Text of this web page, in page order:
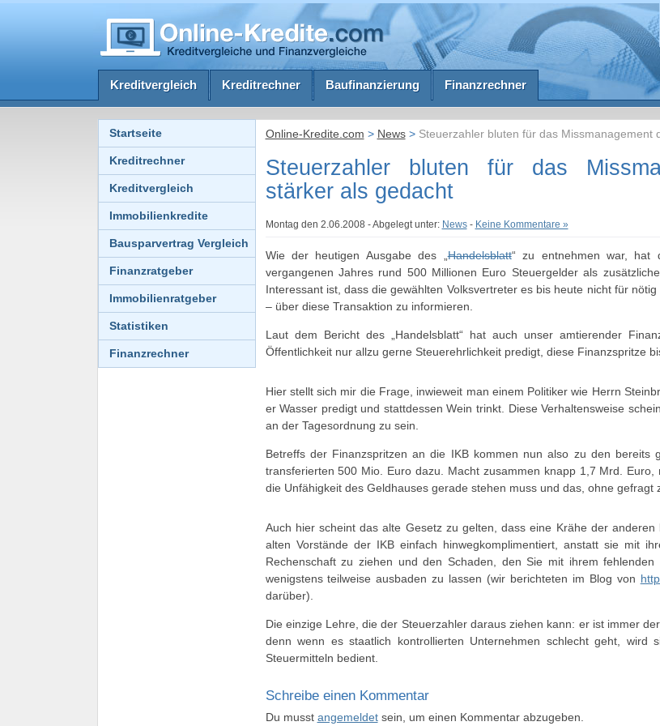
Kreditvergleich Kreditrechner Baufinanzierung Finanzrechner
Online-Kredite.com > News >Steuerzahler bluten für das Missmanagement
Steuerzahler bluten für das
stärker als gedacht
Montag den 2.06.2008 - Abgelegt unter: News- Keine Kommentare »
Wie der heutigen Ausgabe des „Handelsblatt“ zu entnehmen war, hat
vergangenen Jahres rund 500 Millionen Euro Steuergelder als
Interessant ist, dass die gewählten Volksvertreter es bis heute nicht für
– über diese Transaktion zu informieren.
Laut dem Bericht des „Handelsblatt“ hat auch unser amtierender
Öffentlichkeit nur allzu gerne Steuerehrlichkeit predigt, diese Finanzspritze
Hier stellt sich mir die Frage, inwieweit man einem Politiker wie Herrn
er Wasser predigt und stattdessen Wein trinkt. Diese Verhaltensweise
an der Tagesordnung zu sein.
Betreffs der Finanzspritzen an die IKB kommen nun also zu den bereits
transferierten 500 Mio. Euro dazu. Macht zusammen knapp 1,7 Mrd.
die Unfähigkeit des Geldhauses gerade stehen muss und das, ohne gefragt
Auch hier scheint das alte Gesetz zu gelten, dass eine Krähe der
alten Vorstände der IKB einfach hinwegkomplimentiert, anstatt sie mit
Rechenschaft zu ziehen und den Schaden, den Sie mit ihrem fehlenden
wenigstens teilweise ausbaden zu lassen (wir berichteten im Blog von
darüber).
Die einzige Lehre, die der Steuerzahler daraus ziehen kann: er ist immer
denn wenn es staatlich kontrollierten Unternehmen schlecht geht, wird
Steuermitteln bedient.
Schreibe einen Kommentar
Du musst angemeldetsein, um einen Kommentar abzugeben.
Startseite
Kreditrechner
Kreditvergleich
Immobilienkredite
Bausparvertrag Vergleich
Finanzratgeber
Immobilienratgeber
Statistiken
Finanzrechner